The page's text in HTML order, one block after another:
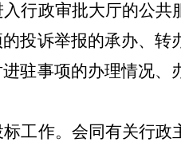
行政审批大厅的公
投诉举报的承办、转
驻事项的办理情况
工作。会同有关行政